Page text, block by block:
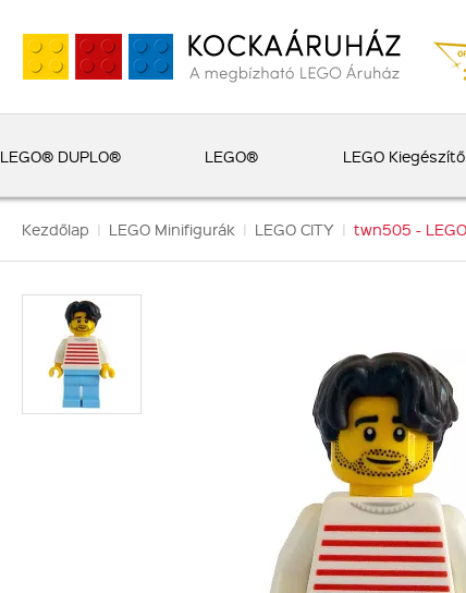
LEGO® DUPLO® LEGO® LEGO
Kezdőlap | LEGO Minifigurák | LEGO CITY | twn505 -